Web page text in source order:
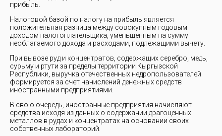
прибыль.
Налоговой базой по налогу на прибыль является
положительная разница между совокупным годовым
доходом налогоплательщика, уменьшенным на сумму
необлагаемого дохода и расходами, подлежащими вычету.
При вывозе руд и концентратов, содержащих серебро, медь,
сурьму и ртути за пределы территории Кыргызской
Республики, выручка отечественных недропользователей
формируется за счет начислений денежных средств
иностранными предприятиями.
В свою очередь, иностранные предприятия начисляют
средства исходя из данных о содержании драгоценных
металлов в рудах и концентратах на основании своих
собственных лабораторий.